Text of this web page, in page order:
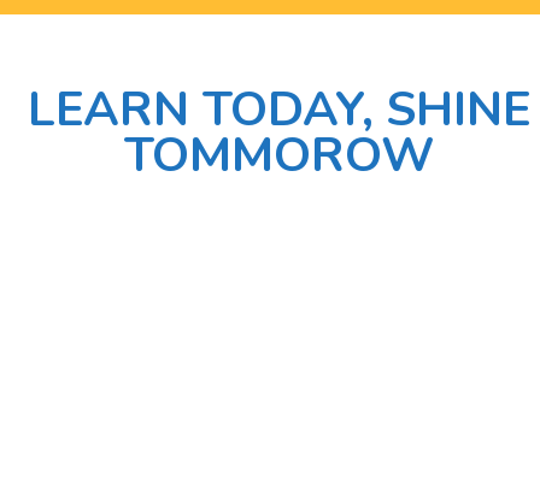
LEARN TODAY, SHINE
TOMMOROW